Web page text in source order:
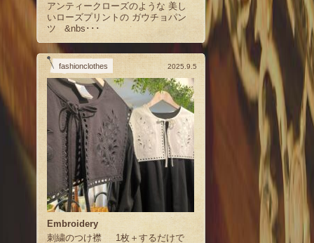
アンティークローズのような 美し
いローズプリントの ガウチョパン
ツ &nbs･･･
fashionclothes 2025.9.5
Embroidery
刺繍のつけ襟 1枚＋するだけで